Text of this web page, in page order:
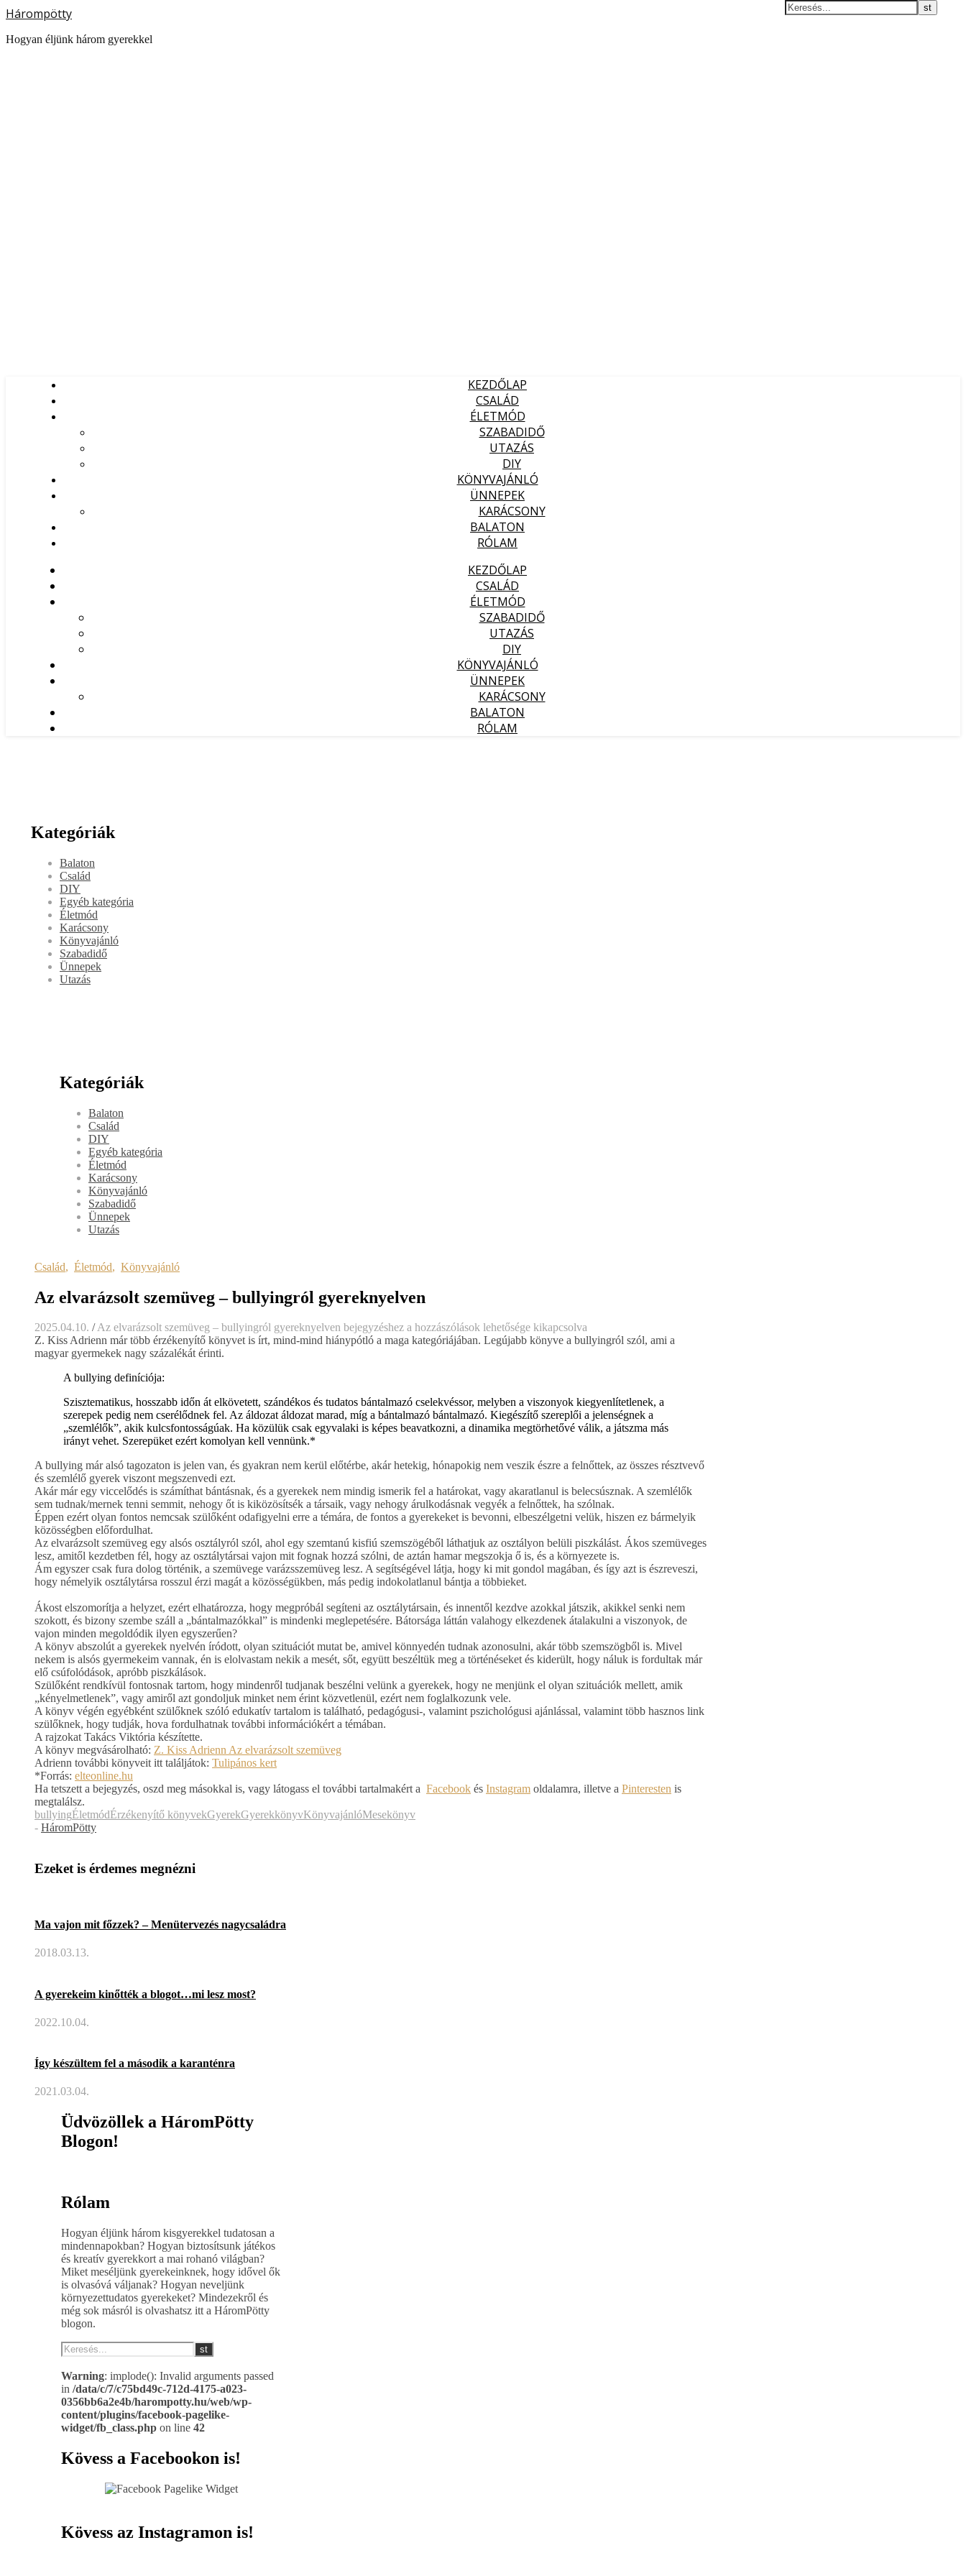
Hárompötty
Hogyan éljünk három gyerekkel
KEZDŐLAP
CSALÁD
ÉLETMÓD
SZABADIDŐ
UTAZÁS
DIY
KÖNYVAJÁNLÓ
ÜNNEPEK
KARÁCSONY
BALATON
RÓLAM
KEZDŐLAP
CSALÁD
ÉLETMÓD
SZABADIDŐ
UTAZÁS
DIY
KÖNYVAJÁNLÓ
ÜNNEPEK
KARÁCSONY
BALATON
RÓLAM
Kategóriák
Balaton
Család
DIY
Egyéb kategória
Életmód
Karácsony
Könyvajánló
Szabadidő
Ünnepek
Utazás
Kategóriák
Balaton
Család
DIY
Egyéb kategória
Életmód
Karácsony
Könyvajánló
Szabadidő
Ünnepek
Utazás
Család, Életmód, Könyvajánló
Az elvarázsolt szemüveg – bullyingról gyereknyelven
2025.04.10. /Az elvarázsolt szemüveg – bullyingról gyereknyelven bejegyzéshez a hozzászólások lehetősége kikapcsolva
Z. Kiss Adrienn már több érzékenyítő könyvet is írt, mind-mind hiánypótló a maga kategóriájában. Legújabb könyve a bullyingról szól, ami a
magyar gyermekek nagy százalékát érinti.
A bullying definíciója:
Szisztematikus, hosszabb időn át elkövetett, szándékos és tudatos bántalmazó cselekvéssor, melyben a viszonyok kiegyenlítetlenek, a
szerepek pedig nem cserélődnek fel. Az áldozat áldozat marad, míg a bántalmazó bántalmazó. Kiegészítő szereplői a jelenségnek a
„szemlélők”, akik kulcsfontosságúak. Ha közülük csak egyvalaki is képes beavatkozni, a dinamika megtörhetővé válik, a játszma más
irányt vehet. Szerepüket ezért komolyan kell vennünk.*
A bullying már alsó tagozaton is jelen van, és gyakran nem kerül előtérbe, akár hetekig, hónapokig nem veszik észre a felnőttek, az összes résztvevő
és szemlélő gyerek viszont megszenvedi ezt.
Akár már egy viccelődés is számíthat bántásnak, és a gyerekek nem mindig ismerik fel a határokat, vagy akaratlanul is belecsúsznak. A szemlélők
sem tudnak/mernek tenni semmit, nehogy őt is kiközösítsék a társaik, vagy nehogy árulkodásnak vegyék a felnőttek, ha szólnak.
Éppen ezért olyan fontos nemcsak szülőként odafigyelni erre a témára, de fontos a gyerekeket is bevonni, elbeszélgetni velük, hiszen ez bármelyik
közösségben előfordulhat.
Az elvarázsolt szemüveg egy alsós osztályról szól, ahol egy szemtanú kisfiú szemszögéből láthatjuk az osztályon belüli piszkálást. Ákos szemüveges
lesz, amitől kezdetben fél, hogy az osztálytársai vajon mit fognak hozzá szólni, de aztán hamar megszokja ő is, és a környezete is.
Ám egyszer csak fura dolog történik, a szemüvege varázsszemüveg lesz. A segítségével látja, hogy ki mit gondol magában, és így azt is észreveszi,
hogy némelyik osztálytársa rosszul érzi magát a közösségükben, más pedig indokolatlanul bántja a többieket.
Ákost elszomorítja a helyzet, ezért elhatározza, hogy megpróbál segíteni az osztálytársain, és innentől kezdve azokkal játszik, akikkel senki nem
szokott, és bizony szembe száll a „bántalmazókkal” is mindenki meglepetésére. Bátorsága láttán valahogy elkezdenek átalakulni a viszonyok, de
vajon minden megoldódik ilyen egyszerűen?
A könyv abszolút a gyerekek nyelvén íródott, olyan szituációt mutat be, amivel könnyedén tudnak azonosulni, akár több szemszögből is. Mivel
nekem is alsós gyermekeim vannak, én is elolvastam nekik a mesét, sőt, együtt beszéltük meg a történéseket és kiderült, hogy náluk is fordultak már
elő csúfolódások, apróbb piszkálások.
Szülőként rendkívül fontosnak tartom, hogy mindenről tudjanak beszélni velünk a gyerekek, hogy ne menjünk el olyan szituációk mellett, amik
„kényelmetlenek”, vagy amiről azt gondoljuk minket nem érint közvetlenül, ezért nem foglalkozunk vele.
A könyv végén egyébként szülőknek szóló edukatív tartalom is található, pedagógusi-, valamint pszichológusi ajánlással, valamint több hasznos link
szülőknek, hogy tudják, hova fordulhatnak további információkért a témában.
A rajzokat Takács Viktória készítette.
A könyv megvásárolható: Z. Kiss Adrienn Az elvarázsolt szemüveg
Adrienn további könyveit itt találjátok: Tulipános kert
*Forrás: elteonline.hu
Ha tetszett a bejegyzés, oszd meg másokkal is, vagy látogass el további tartalmakért a Facebook és Instagram oldalamra, illetve a Pinteresten is
megtalálsz.
bullyingÉletmódÉrzékenyítő könyvekGyerekGyerekkönyvKönyvajánlóMesekönyv
- HáromPötty
Ezeket is érdemes megnézni
Ma vajon mit főzzek? – Menütervezés nagycsaládra
2018.03.13.
A gyerekeim kinőtték a blogot…mi lesz most?
2022.10.04.
Így készültem fel a második a karanténra
2021.03.04.
Üdvözöllek a HáromPötty
Blogon!
Rólam
Hogyan éljünk három kisgyerekkel tudatosan a
mindennapokban? Hogyan biztosítsunk játékos
és kreatív gyerekkort a mai rohanó világban?
Miket meséljünk gyerekeinknek, hogy idővel ők
is olvasóvá váljanak? Hogyan neveljünk
környezettudatos gyerekeket? Mindezekről és
még sok másról is olvashatsz itt a HáromPötty
blogon.
Warning: implode(): Invalid arguments passed
in /data/c/7/c75bd49c-712d-4175-a023-
0356bb6a2e4b/harompotty.hu/web/wp-
content/plugins/facebook-pagelike-
widget/fb_class.php on line 42
Kövess a Facebookon is!
Kövess az Instagramon is!